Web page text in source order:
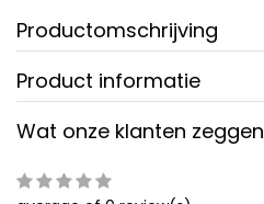
Productomschrijving
Product informatie
Wat onze klanten zeggen